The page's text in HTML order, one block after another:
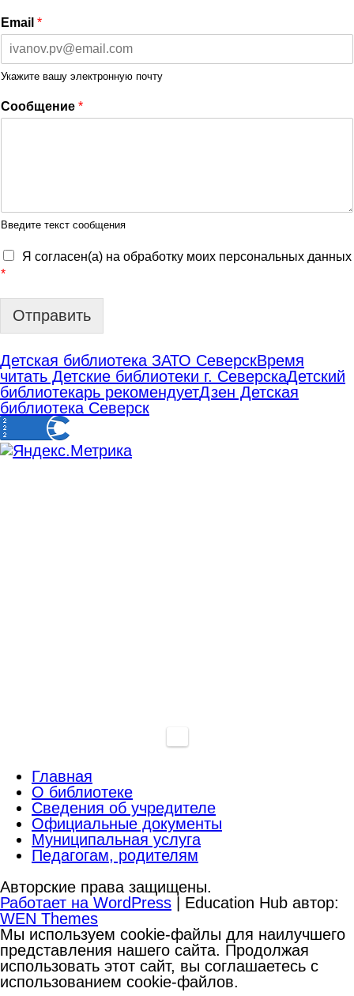
Email *
Укажите вашу электронную почту
Сообщение *
Введите текст сообщения
Я согласен(а) на обработку моих персональных данных
*
Отправить
Детская библиотека ЗАТО СеверскВремя
читать Детские библиотеки г. СеверскаДетский
библиотекарь рекомендуетДзен Детская
библиотека Северск
Главная
О библиотеке
Сведения об учредителе
Официальные документы
Муниципальная услуга
Педагогам, родителям
Авторские права защищены.
Работает на WordPress
Education Hub автор:
WEN Themes
Мы используем cookie-файлы для наилучшего
представления нашего сайта. Продолжая
использовать этот сайт, вы соглашаетесь с
использованием cookie-файлов.